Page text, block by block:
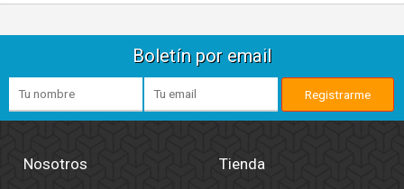
Boletín por email
Nosotros Tienda